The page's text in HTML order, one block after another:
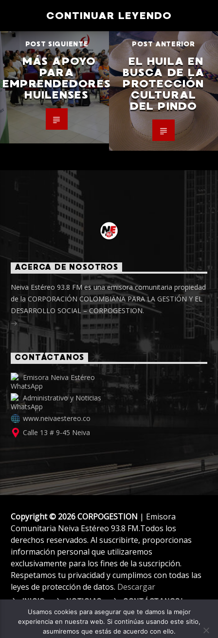
CONTINUAR LEYENDO
POST SIGUIENTE
MÁS APOYO
PARA
EMPRENDEDORES
HUILENSES
POST ANTERIOR
EL HUILA EN
BUSCA DE LA
PROTECCIÓN
CULTURAL
DEL PINDO
ACERCA DE NOSOTROS
Neiva Estéreo 93.8 FM es una emisora comunitaria propiedad
de la CORPORACIÓN COLOMBIANA PARA LA GESTIÓN Y EL
DESARROLLO SOCIAL – CORPOGESTION.
CONTÁCTANOS
Emisora Neiva Estéreo
Administrativo y Noticias
www.neivaestereo.co
Calle 13 # 9-45 Neiva
Copyright © 2026 CORPOGESTION | Emisora
Comunitaria Neiva Estéreo 93.8 FM.Todos los
derechos reservados. Al suscribirte, proporcionas
información personal que utilizaremos
exclusivamente para los fines de la suscripción.
Respetamos tu privacidad y cumplimos con todas las
leyes de protección de datos. Descargar
INICIO NOTICIAS CONTÁCTANOS!
Usamos cookies para asegurar que te damos la mejor
experiencia en nuestra web. Si continúas usando este sitio,
asumiremos que estás de acuerdo con ello.